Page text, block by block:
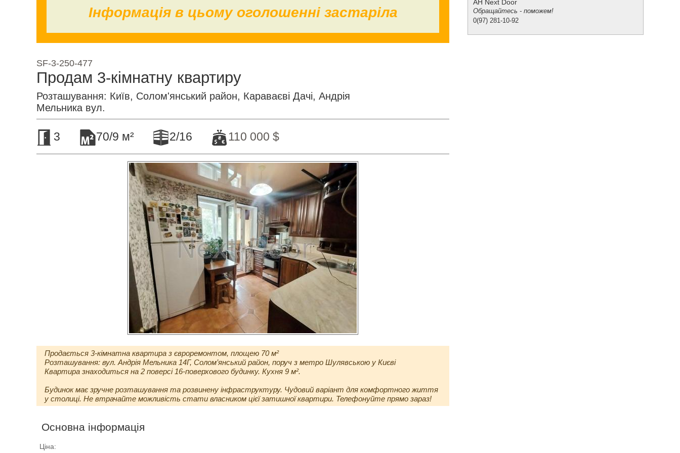
Інформація в цьому оголошенні застаріла
SF-3-250-477
Продам 3-кімнатну квартиру
Розташування: Київ, Солом'янський район, Караваєві Дачі, Андрія
Мельника вул.
3 70/9 м² 2/16 110 000 $
Продається 3-кімнатна квартира з євроремонтом, площею 70 м²
Розташування: вул. Андрія Мельника 14Г, Солом’янський район, поруч з метро Шулявською у Києві
Квартира знаходиться на 2 поверсі 16-поверхового будинку. Кухня 9 м².
Будинок має зручне розташування та розвинену інфраструктуру. Чудовий варіант для комфортного життя
у столиці. Не втрачайте можливість стати власником цієї затишної квартири. Телефонуйте прямо зараз!
Основна інформація
Ціна:
АН Next Door
Обращайтесь - поможем!
0(97) 281-10-92